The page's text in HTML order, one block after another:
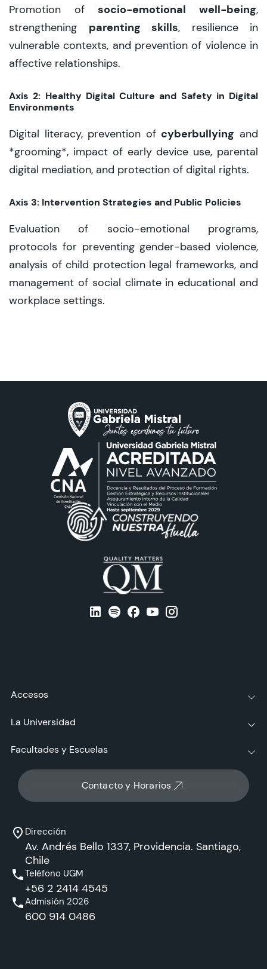
Promotion ofsocio-emotional well-being,
strengthening parenting skills, resilience in
vulnerable contexts, and prevention of violence in
affective relationships.
Axis 2: Healthy Digital Culture and Safety in Digital
Environments
Digital literacy, prevention of cyberbullying and
*grooming*, impact of early device use, parental
digital mediation, and protection of digital rights.
Axis 3: Intervention Strategies and Public Policies
Evaluation of socio-emotional programs,
protocols for preventing gender-based violence,
analysis of child protection legal frameworks, and
management of social climate in educational and
workplace settings.
Contacto y Horarios
Dirección
Av. Andrés Bello 1337, Providencia. Santiago,
Chile
Teléfono UGM
+56 2 2414 4545
Admisión 2026
600 914 0486
Accesos
La Universidad
Facultades y Escuelas